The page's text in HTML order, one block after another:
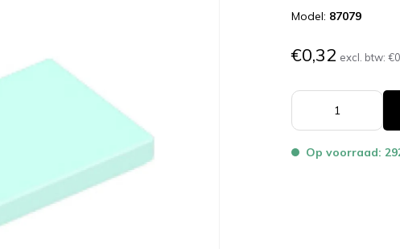
Model: 87079
€0,32 excl. btw:
Op voorraad: